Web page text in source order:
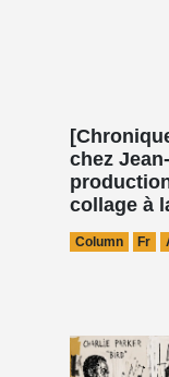
chez
collage à
Column Fr